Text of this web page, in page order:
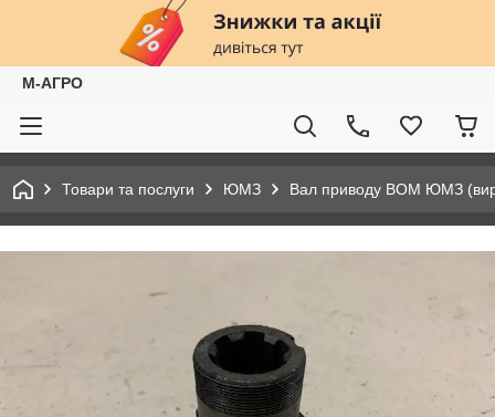
М-АГРО
Товари та послуги ЮМЗ Вал приводу ВОМ ЮМЗ